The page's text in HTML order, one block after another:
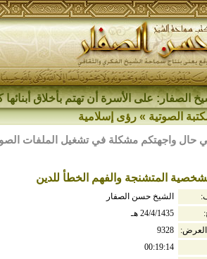
الصفار: على الأسرة أن تهتم بأخلاق
الصوتية»رؤى إسلامية
حال واجهتكم مشكلة في تشغيل الملفات
المتشنجة والفهم الخطأ للدين
الشيخ حسن الصفار
24/4/1435 هـ
9328
00:19:14